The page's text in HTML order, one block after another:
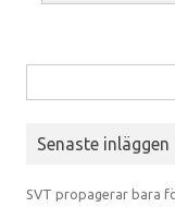
Senaste inläggen
SVT propagerar bara